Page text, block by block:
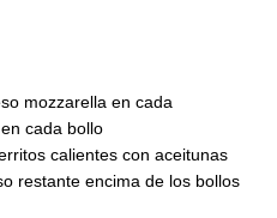
mozzarella en cada
cada bollo
calientes con aceitunas
restante encima de los bollos